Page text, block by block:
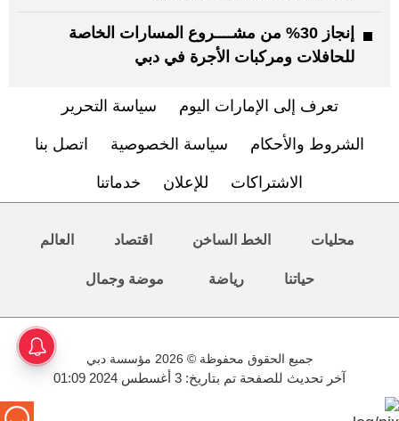
إنجاز 30% من مشــــروع المسارات الخاصة
للحافلات ومركبات الأجرة في دبي
تعرف إلى الإمارات اليوم سياسة التحرير
الشروط والأحكام سياسة الخصوصية اتصل بنا
الاشتراكات للإعلان خدماتنا
محليات الخط الساخن اقتصاد العالم
حياتنا رياضة موضة وجمال
جميع الحقوق محفوظة © 2026 مؤسسة دبي
آخر تحديث للصفحة تم بتاريخ: 3 أغسطس 2024 01:09